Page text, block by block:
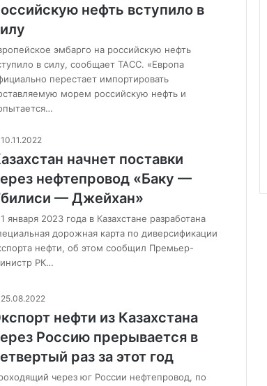
нефть вступило в
эмбарго на российскую нефть
в силу, сообщает ТАСС. «Европа
перестает импортировать
морем российскую нефть и
10.11.2022
начнет поставки
нефтепровод «Баку —
— Джейхан»
января 2023 года в Казахстане разработана
дорожная карта по диверсификации
нефти, об этом сообщил Премьер-
РК…
25.08.2022
нефти из Казахстана
Россию прерывается в
раз за этот год
через юг России нефтепровод, по